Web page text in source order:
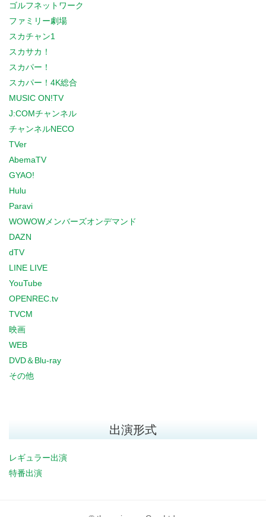
ゴルフネットワーク
ファミリー劇場
スカチャン1
スカサカ！
スカパー！
スカパー！4K総合
MUSIC ON!TV
J:COMチャンネル
チャンネルNECO
TVer
AbemaTV
GYAO!
Hulu
Paravi
WOWOWメンバーズオンデマンド
DAZN
dTV
LINE LIVE
YouTube
OPENREC.tv
TVCM
映画
WEB
DVD＆Blu-ray
その他
出演形式
レギュラー出演
特番出演